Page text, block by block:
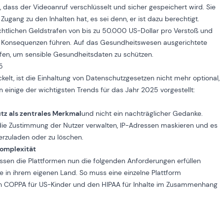
der Videoanruf verschlüsselt und sicher gespeichert wird. Sie
zu den Inhalten hat, es sei denn, er ist dazu berechtigt.
Geldstrafen von bis zu 50.000 US-Dollar pro Verstoß und
führen. Auf das Gesundheitswesen ausgerichtete
um sensible Gesundheitsdaten zu schützen.
ist die Einhaltung von Datenschutzgesetzen nicht mehr optional,
einige der wichtigsten Trends für das Jahr 2025 vorgestellt:
als zentrales Merkmalund nicht ein nachträglicher Gedanke.
Zustimmung der Nutzer verwalten, IP-Adressen maskieren und es
oder zu löschen.
die Plattformen nun die folgenden Anforderungen erfüllen
in ihrem eigenen Land. So muss eine einzelne Plattform
für US-Kinder und den HIPAA für Inhalte im Zusammenhang